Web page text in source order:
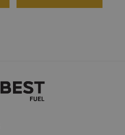
wiele
stronie
produktu
wiele